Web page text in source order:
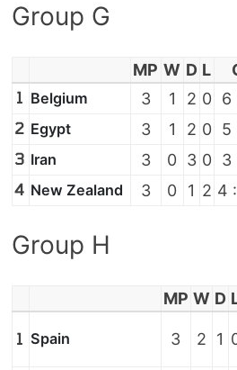
Group G
MP W D L
1 Belgium 3 1 2 0 6
2 Egypt 3 1 2 0 5
3 Iran 3 0 3 0 3
4 New Zealand 3 0 1 2 4
Group H
MP W D
1 Spain 3 2 1